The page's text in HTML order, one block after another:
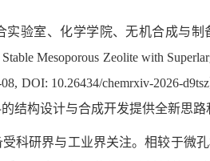
验室、化学学院、无机合成与
Mesoporous Zeolite with
DOI: 10.26434/chemrxiv-2026-
结构设计与合成开发提供全新思路
科研界与工业界关注。相较于微